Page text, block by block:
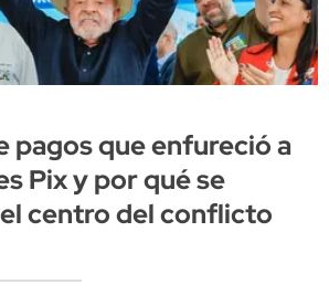
pagos que enfureció a
Pix y por qué se
centro del conflicto